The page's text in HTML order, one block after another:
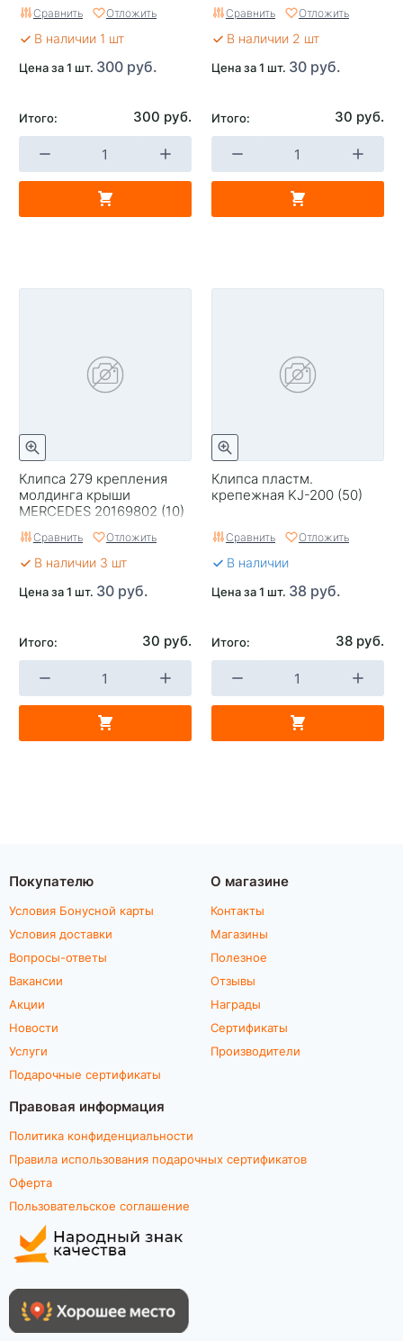
Сравнить Отложить
В наличии 1 шт
Цена за 1 шт. 300 руб.
Итого: 300 руб.
Сравнить Отложить
В наличии 2 шт
Цена за 1 шт. 30 руб.
Итого: 30 руб.
Клипса 279 крепления
молдинга крыши
MERCEDES 20169802 (10)
Сравнить Отложить
В наличии 3 шт
Цена за 1 шт. 30 руб.
Итого: 30 руб.
Клипса пластм.
крепежная KJ-200 (50)
Сравнить Отложить
В наличии
Цена за 1 шт. 38 руб.
Итого: 38 руб.
Покупателю
Условия Бонусной карты
Условия доставки
Вопросы-ответы
Вакансии
Акции
Новости
Услуги
Подарочные сертификаты
О магазине
Контакты
Магазины
Полезное
Отзывы
Награды
Сертификаты
Производители
Правовая информация
Политика конфиденциальности
Правила использования подарочных сертификатов
Оферта
Пользовательское соглашение